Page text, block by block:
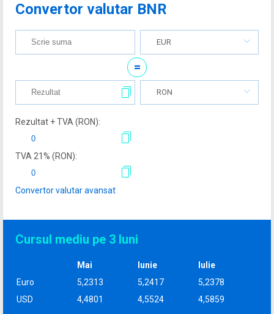
Convertor valutar BNR
EUR
=
RON
Rezultat + TVA (RON):
TVA 21% (RON):
Convertor valutar avansat
Cursul mediu pe 3 luni
Mai Iunie
Iulie
Euro
5,2313 5,2417
5,2378
USD
4,4801 4,5524 4,5859